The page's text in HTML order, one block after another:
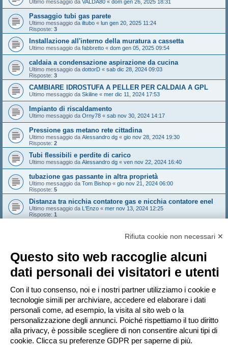
Ultimo messaggio da VALDA80 « dom gen 26, 2025 18:31
Passaggio tubi gas parete
Ultimo messaggio da iltubo « lun gen 20, 2025 11:24
Risposte: 3
Installazione all'interno della muratura a cassetta
Ultimo messaggio da fabbretto « dom gen 05, 2025 09:54
caldaia a condensazione aspirazione da cucina
Ultimo messaggio da dottorD « sab dic 28, 2024 09:03
Risposte: 3
CAMBIARE IDROSTUFA A PELLER PER CALDAIA A GPL
Ultimo messaggio da Skiline « mer dic 11, 2024 17:53
Impianto di riscaldamento
Ultimo messaggio da Orny78 « sab nov 30, 2024 14:17
Pressione gas metano rete cittadina
Ultimo messaggio da Alessandro dg « gio nov 28, 2024 19:30
Risposte: 2
Tubi flessibili e perdite di carico
Ultimo messaggio da Alessandro dg « ven nov 22, 2024 16:40
tubazione gas passante in altra proprietà
Ultimo messaggio da Tom Bishop « gio nov 21, 2024 06:00
Risposte: 5
Distanza tra nicchia contatore gas e nicchia contatore enel
Ultimo messaggio da L'Enzo « mer nov 13, 2024 12:25
Risposte: 1
mar nov 12, 2024 11:38
Nuovo argomento
1544 argomenti Pagina 1 di31
1 2 3 4 5 … 31 Prossimo
Vai a
PERMESSI FORUM
Non puoiaprire nuovi argomenti
Non puoirispondere negli argomenti
Non puoimodificare i tuoi messaggi
Non puoicancellare i tuoi messaggi
Rifiuta cookie non necessari ✕
Questo sito web raccoglie alcuni
dati personali dei visitatori e utenti
Con il tuo consenso, noi e i nostri partner utilizziamo i cookie e
tecnologie simili per archiviare, accedere ed elaborare i dati
personali come, ad esempio, la visita al sito web o la
personalizzazione degli annunci. Poiché rispettiamo il tuo diritto
alla privacy, è possibile scegliere di non consentire alcuni tipi di
cookie. Clicca su preferenze GDPR per saperne di più.